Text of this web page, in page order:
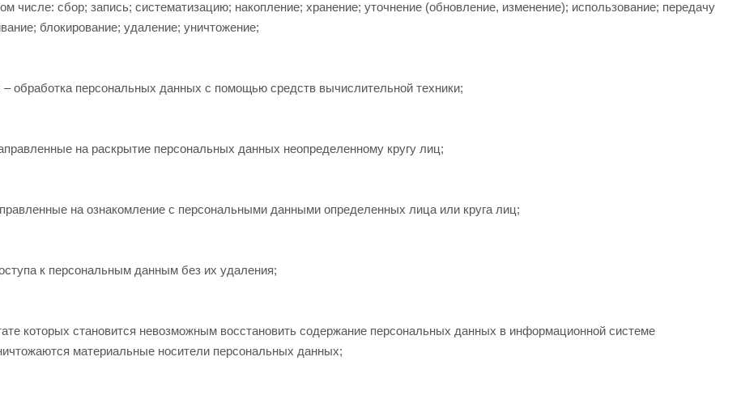
числе: сбор; запись; систематизацию; накопление; хранение; уточнение (обновление, изменение); использование; передачу
блокирование; удаление; уничтожение;
обработка персональных данных с помощью средств вычислительной техники;
на раскрытие персональных данных неопределенному кругу лиц;
на ознакомление с персональными данными определенных лица или круга лиц;
к персональным данным без их удаления;
которых становится невозможным восстановить содержание персональных данных в информационной системе
материальные носители персональных данных;